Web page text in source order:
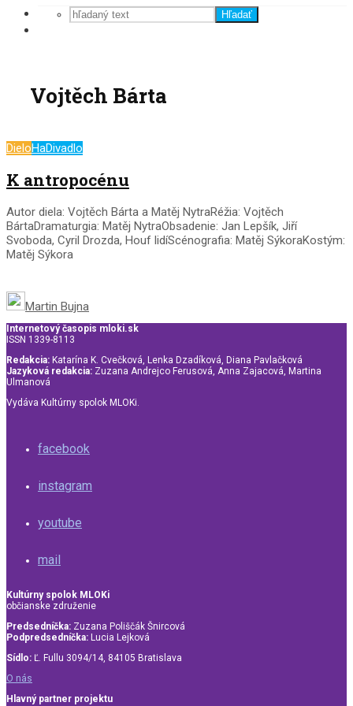
Hľadať
Vojtěch Bárta
DieloHaDivadlo
K antropocénu
Autor diela: Vojtěch Bárta a Matěj NytraRéžia: Vojtěch
BártaDramaturgia: Matěj NytraObsadenie: Jan Lepšík, Jiří
Svoboda, Cyril Drozda, Houf lidíScénografia: Matěj SýkoraKostým:
Matěj Sýkora
Martin Bujna
Internetový časopis mloki.sk
ISSN 1339-8113
Redakcia: Katarína K. Cvečková, Lenka Dzadíková, Diana Pavlačková
Jazyková redakcia: Zuzana Andrejco Ferusová, Anna Zajacová, Martina
Ulmanová
Vydáva Kultúrny spolok MLOKi.
facebook
instagram
youtube
mail
Kultúrny spolok MLOKi
občianske združenie
Predsedníčka: Zuzana Poliščák Šnircová
Podpredsedníčka: Lucia Lejková
Sídlo: Ľ. Fullu 3094/14, 84105 Bratislava
O nás
Hlavný partner projektu